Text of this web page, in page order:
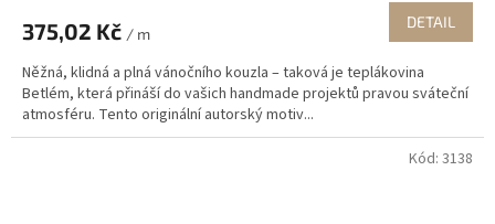
375,02 Kč / m
DETAIL
Něžná, klidná a plná vánočního kouzla – taková je teplákovina
Betlém, která přináší do vašich handmade projektů pravou sváteční
atmosféru. Tento originální autorský motiv...
Kód: 3138